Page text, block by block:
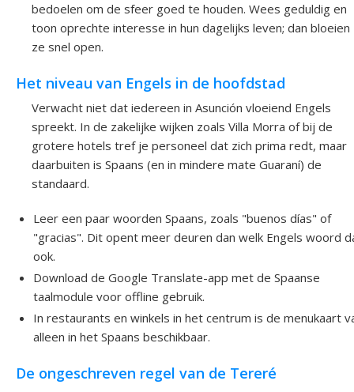
bedoelen om de sfeer goed te houden. Wees geduldig en
toon oprechte interesse in hun dagelijks leven; dan bloeien
ze snel open.
Het niveau van Engels in de hoofdstad
Verwacht niet dat iedereen in Asunción vloeiend Engels
spreekt. In de zakelijke wijken zoals Villa Morra of bij de
grotere hotels tref je personeel dat zich prima redt, maar
daarbuiten is Spaans (en in mindere mate Guaraní) de
standaard.
Leer een paar woorden Spaans, zoals "buenos días" of
"gracias". Dit opent meer deuren dan welk Engels woord
ook.
Download de Google Translate-app met de Spaanse
taalmodule voor offline gebruik.
In restaurants en winkels in het centrum is de menukaart
alleen in het Spaans beschikbaar.
De ongeschreven regel van de Tereré